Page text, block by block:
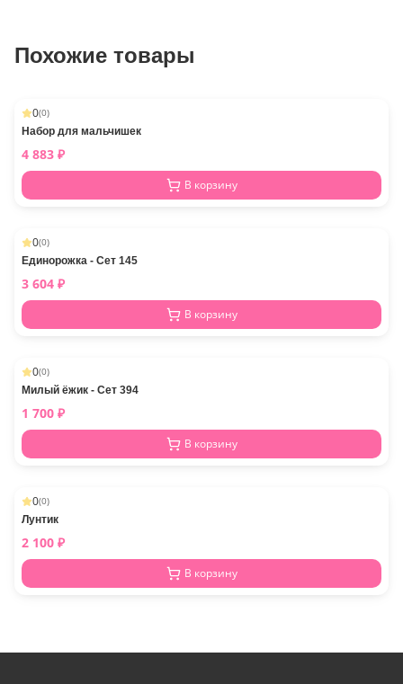
Похожие товары
0(0)
Набор для мальчишек
4 883 ₽
В корзину
0(0)
Единорожка - Сет 145
3 604 ₽
В корзину
0(0)
Милый ёжик - Сет 394
1 700 ₽
В корзину
0(0)
Лунтик
2 100 ₽
В корзину